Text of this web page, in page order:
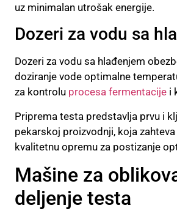
uz minimalan utrošak energije.
Dozeri za vodu sa
Dozeri za vodu sa hlađenjem
doziranje vode optimalne
za kontrolu procesa fermentacije i
Priprema testa predstavlja prvu i
pekarskoj proizvodnji, koja
kvalitetnu opremu za postizanje
Mašine za
deljenje testa